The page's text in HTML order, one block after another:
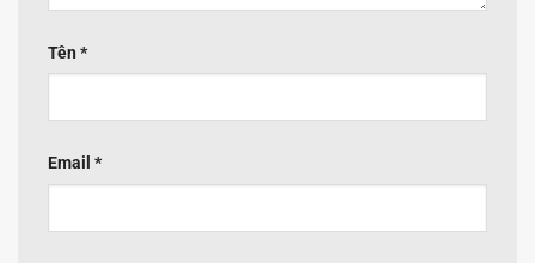
Tên *
Email *